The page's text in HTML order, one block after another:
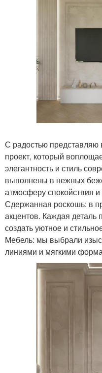
С радостью
проект, который
элегантность и стиль
выполнены в нежных
атмосферу спокойствия
Сдержанная роскошь: в
акцентов. Каждая
создать уютное и
Мебель: мы выбрали
линиями и мягкими